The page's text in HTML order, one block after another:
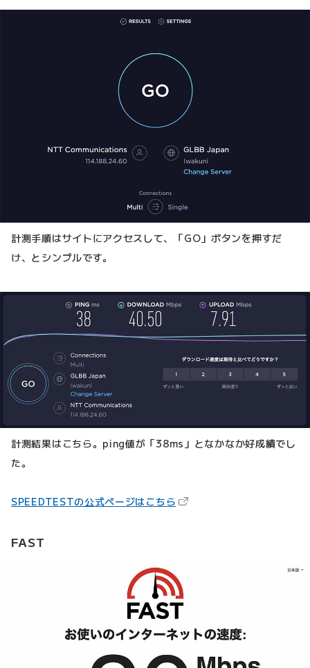
計測手順はサイトにアクセスして、「GO」ボタンを押すだ
け、とシンプルです。
計測結果はこちら。ping値が「38ms」となかなか好成績でし
た。
SPEEDTESTの公式ページはこちら （新しいタブで開きます）
FAST